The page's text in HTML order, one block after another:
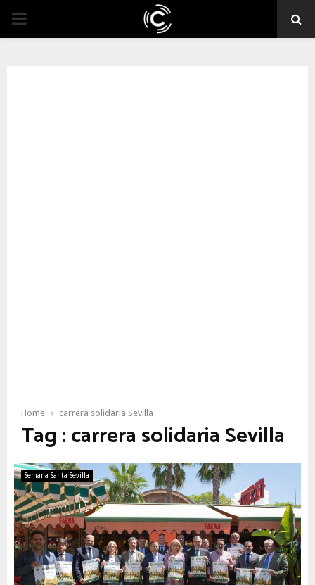
PRIMARY
Home carrera solidaria Sevilla
Tag : carrera solidaria Sevilla
Semana Santa Sevilla